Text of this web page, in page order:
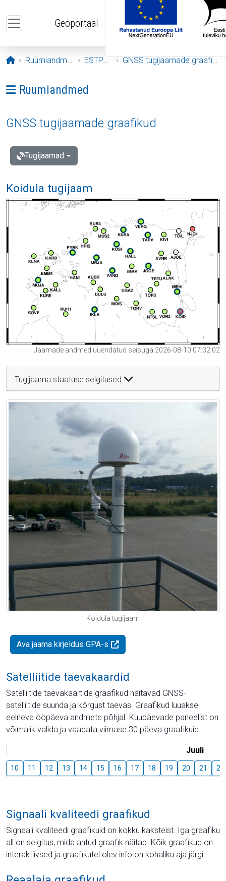
Geoportaal
Avaleht
Ruumiandmed ESTPOS GNSS tugijaamade graafikud
Ava menüü: Ruumiandmed
Ruumiandmed
GNSS tugijaamade graafikud
Tugijaamad
Koidula tugijaam
Jaamade andmed uuendatud seisuga 2026-08-10 07:32:02
Tugijaama staatuse selgitused
Koidula tugijaam
Ava jaama kirjeldus GPA-s
Satelliitide taevakaardid
Satelliitide taevakaartide graafikud näitavad GNSS-
satelliitide suunda ja kõrgust taevas. Graafikud luuakse
eelneva ööpäeva andmete põhjal. Kuupäevade paneelist on
võimalik valida ja vaadata viimase 30 päeva graafikuid.
Juuli
10 11 12 13 14 15 16 17 18 19 20 21 22
Signaali kvaliteedi graafikud
Signaali kvaliteedi graafikuid on kokku kaksteist. Iga graafiku
all on selgitus, mida antud graafik näitab. Kõik graafikud on
interaktiivsed ja graafikutel olev info on kohaliku aja järgi.